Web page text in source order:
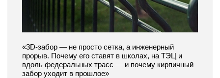
«3D-забор — не просто сетка, а инженерный
прорыв. Почему его ставят в школах, на ТЭЦ и
вдоль федеральных трасс — и почему кирпичный
забор уходит в прошлое»